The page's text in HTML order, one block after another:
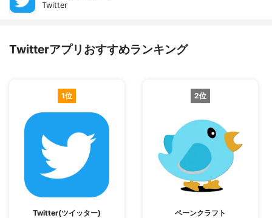
Twitter
Twitterアプリおすすめランキング
1位
Twitter(ツイッター)
2位
ペーンクラフト